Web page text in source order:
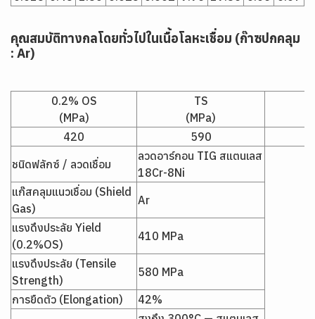
คุณสมบัติทางกลโดยทั่วไปในเนื้อโลหะเชื่อม (ก๊าซปกคลุม
: Ar)
0.2% OS
(MPa)
TS
(MPa)
420
590
ชนิดฟลักซ์ / ลวดเชื่อม
ลวดอาร์กอน TIG สแตนเลส
18Cr-8Ni
แก๊สคลุมแนวเชื่อม (Shield
Gas)
Ar
แรงดึงประลัย Yield
(0.2%OS)
410 MPa
แรงดึงประลัย (Tensile
Strength)
580 MPa
การยืดตัว (Elongation)
42%